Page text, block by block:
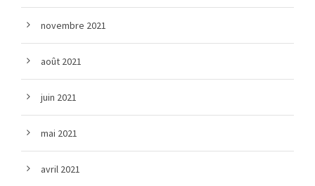
novembre 2021
août 2021
juin 2021
mai 2021
avril 2021